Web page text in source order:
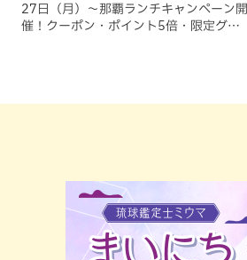
27日（月）〜那覇ランチキャンペーン開
催！クーポン・ポイント5倍・限定グッ